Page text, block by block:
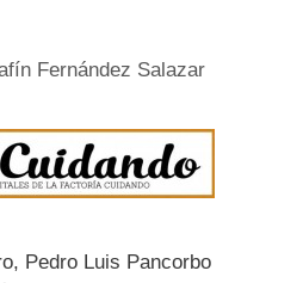
Fernández Salazar
Pedro Luis Pancorbo